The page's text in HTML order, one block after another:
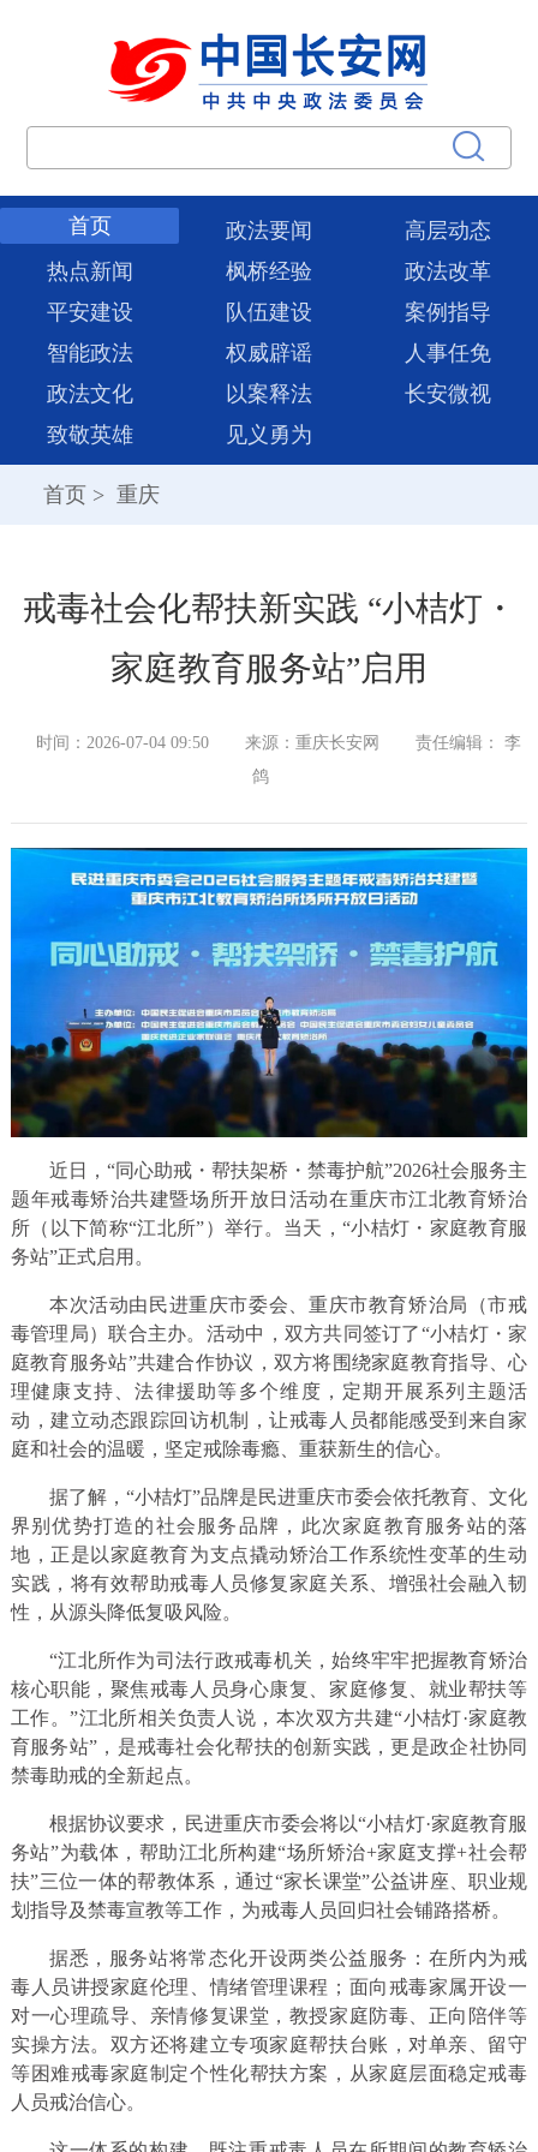
首页 政法要闻
高层动态
热点新闻
枫桥经验
政法改革
平安建设
队伍建设
案例指导
智能政法
权威辟谣
人事任免
政法文化
以案释法
长安微视
致敬英雄
见义勇为
首页 > 重庆
戒毒社会化帮扶新实践 “小桔灯・
家庭教育服务站”启用
时间：2026-07-04 09:50 来源：重庆长安网
责任编辑： 李
鸽
近日，“同心助戒・帮扶架桥・禁毒护航”2026社会服务主
题年戒毒矫治共建暨场所开放日活动在重庆市江北教育矫治
所（以下简称“江北所”）举行。当天，“小桔灯・家庭教育服
务站”正式启用。
本次活动由民进重庆市委会、重庆市教育矫治局（市戒
毒管理局）联合主办。活动中，双方共同签订了“小桔灯・家
庭教育服务站”共建合作协议，双方将围绕家庭教育指导、心
理健康支持、法律援助等多个维度，定期开展系列主题活
动，建立动态跟踪回访机制，让戒毒人员都能感受到来自家
庭和社会的温暖，坚定戒除毒瘾、重获新生的信心。
据了解，“小桔灯”品牌是民进重庆市委会依托教育、文化
界别优势打造的社会服务品牌，此次家庭教育服务站的落
地，正是以家庭教育为支点撬动矫治工作系统性变革的生动
实践，将有效帮助戒毒人员修复家庭关系、增强社会融入韧
性，从源头降低复吸风险。
“江北所作为司法行政戒毒机关，始终牢牢把握教育矫治
核心职能，聚焦戒毒人员身心康复、家庭修复、就业帮扶等
工作。”江北所相关负责人说，本次双方共建“小桔灯·家庭教
育服务站”，是戒毒社会化帮扶的创新实践，更是政企社协同
禁毒助戒的全新起点。
根据协议要求，民进重庆市委会将以“小桔灯·家庭教育服
务站”为载体，帮助江北所构建“场所矫治+家庭支撑+社会帮
扶”三位一体的帮教体系，通过“家长课堂”公益讲座、职业规
划指导及禁毒宣教等工作，为戒毒人员回归社会铺路搭桥。
据悉，服务站将常态化开设两类公益服务：在所内为戒
毒人员讲授家庭伦理、情绪管理课程；面向戒毒家属开设一
对一心理疏导、亲情修复课堂，教授家庭防毒、正向陪伴等
实操方法。双方还将建立专项家庭帮扶台账，对单亲、留守
等困难戒毒家庭制定个性化帮扶方案，从家庭层面稳定戒毒
人员戒治信心。